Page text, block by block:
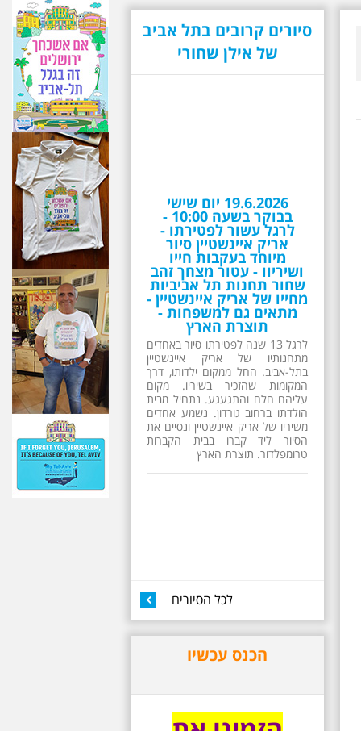
סיורים קרובים בתל אביב
של אילן שחורי
19.6.2026 יום שישי
בבוקר בשעה 10:00 -
לרגל עשור לפטירתו -
אריק איינשטיין סיור
מיוחד בעקבות חייו
ושיריוו - עטור מצחך זהב
עליהם חלם והתגעגע. נתחיל מבית
הולדתו ברחוב גורדון. נשמע אחדים
משיריו של אריק איינשטיין ונסיים את
הסיור ליד קברו בבית הקברות
טרומפלדור. תוצרת הארץ
26.6.2026 - שישי בבוקר
ב 10:00 אריק איינשטיין
סיור מיוחד בעקבות חייו
ושיריו - עטור מצחך זהב
שחור תחנות תל אביביות
מחייו של אריק איינשטיין -
משיריו של אריק איינשטיין ונסיים את
לכל הסיורים
הכנס עכשיו